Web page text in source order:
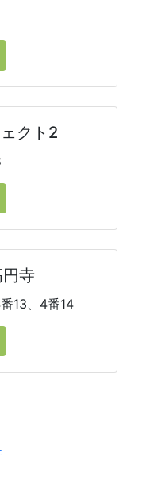
クト2
寺
13、4番14